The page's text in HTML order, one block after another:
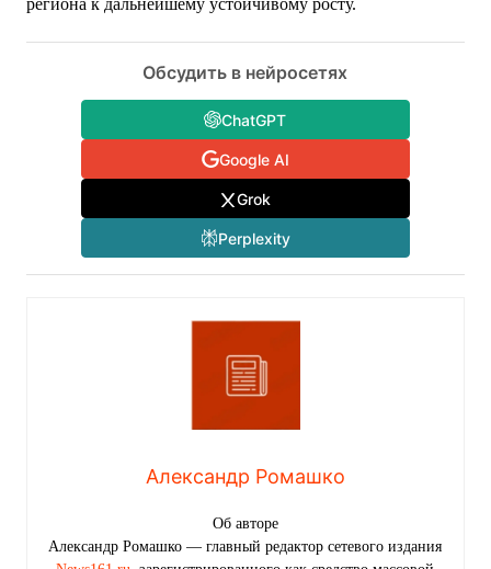
региона к дальнейшему устойчивому росту.
Обсудить в нейросетях
ChatGPT
Google AI
Grok
Perplexity
Александр Ромашко
Об авторе
Александр Ромашко — главный редактор сетевого издания